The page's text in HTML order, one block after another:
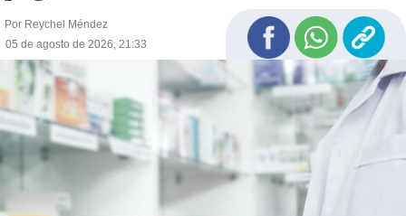
Por Reychel Méndez
05 de agosto de 2026, 21:33